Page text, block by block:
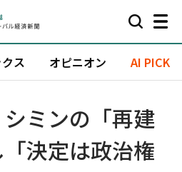
ス オピニオン AI PICK
ミンの「再建
決定は政治権